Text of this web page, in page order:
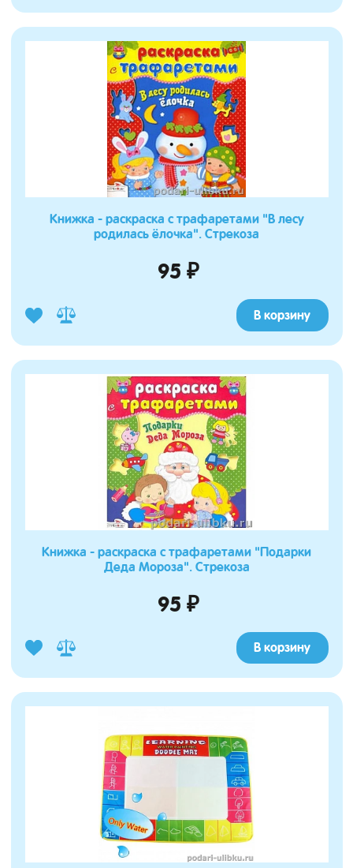
Книжка - раскраска с трафаретами "В лесу
родилась ёлочка". Стрекоза
95 ₽
В корзину
Книжка - раскраска с трафаретами "Подарки
Деда Мороза". Стрекоза
95 ₽
В корзину